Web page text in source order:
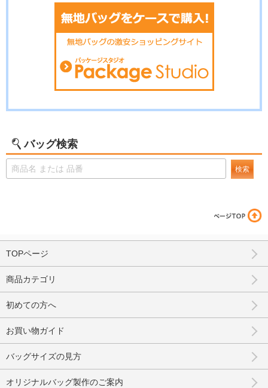
バッグ検索
検索
TOPページ
商品カテゴリ
初めての方へ
お買い物ガイド
バッグサイズの見方
オリジナルバッグ製作のご案内